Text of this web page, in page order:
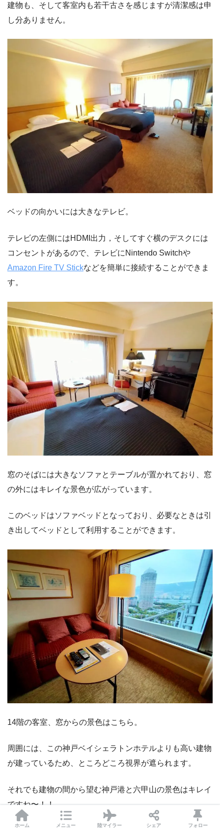
建物も、そして客室内も若干古さを感じますが清潔感は申
し分ありません。
ベッドの向かいには大きなテレビ。
テレビの左側にはHDMI出力，そしてすぐ横のデスクには
コンセントがあるので、テレビにNintendo Switchや
Amazon Fire TV Stickなどを簡単に接続することができま
す。
窓のそばには大きなソファとテーブルが置かれており、窓
の外にはキレイな景色が広がっています。
このベッドはソファベッドとなっており、必要なときは引
き出してベッドとして利用することができます。
14階の客室、窓からの景色はこちら。
周囲には、この神戸ベイシェラトンホテルよりも高い建物
が建っているため、ところどころ視界が遮られます。
それでも建物の間から望む神戸港と六甲山の景色はキレイ
ですね〜！！
ホーム メニュー 陸マイラー シェア フォロー